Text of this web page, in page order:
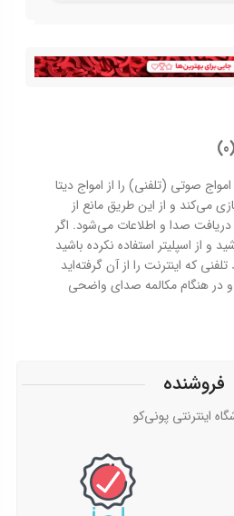
صوتي (تلفني) را از امواج ديتا
مي‌کند و از اين طريق مانع از
صدا و اطلاعات مي‌شود. اگر
و از اسپليتر استفاده نکرده باشيد
که اينترنت را از آن گرفته‌ايد
و در هنگام مکالمه صداى واضحى
فروشنده
اینترنتی پونی‌کو